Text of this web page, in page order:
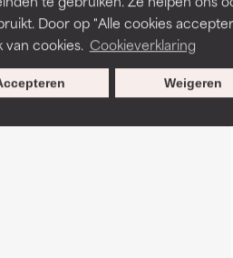
Door op "Alle cookies
van cookies. Cookieverklaring
Weigeren